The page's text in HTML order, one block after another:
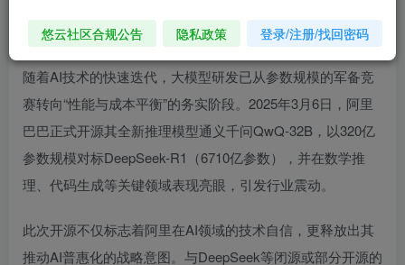
一、背景：大模型竞赛进入“开源+推理”新阶
随着AI技术的快速迭代，大模型研发已从参数规模的军备竞
赛转向“性能与成本平衡”的务实阶段。2025年3月6日，阿里
巴巴正式开源其全新推理模型通义千问QwQ-32B，以320亿
参数规模对标DeepSeek-R1（6710亿参数），并在数学推
理、代码生成等关键领域表现亮眼，引发行业震动。
此次开源不仅标志着阿里在AI领域的技术自信，更释放出其
推动AI普惠化的战略意图。与DeepSeek等闭源或部分开源的
悠云社区合规公告 隐私政策 登录/注册/找回密码